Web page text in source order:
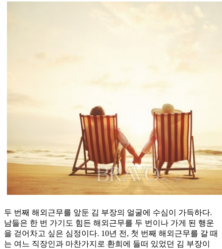
두 번째 해외근무를 앞둔 김 부장의 얼굴에 수심이 가득하다.
남들은 한 번 가기도 힘든 해외근무를 두 번이나 가게 된 행운
을 걷어차고 싶은 심정이다. 10년 전, 첫 번째 해외근무를 갈 때
는 여느 직장인과 마찬가지로 환희에 들떠 있었던 김 부장이